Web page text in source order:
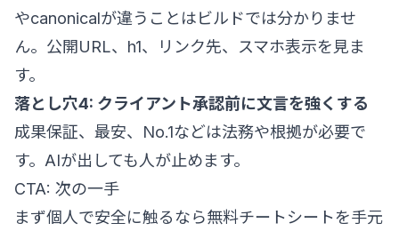
やcanonicalが違うことはビルドでは分かりませ
ん。公開URL、h1、リンク先、スマホ表示を見ま
す。
落とし穴4: クライアント承認前に文言を強くする
成果保証、最安、No.1などは法務や根拠が必要で
す。AIが出しても人が止めます。
CTA: 次の一手
まず個人で安全に触るなら無料チートシートを手元